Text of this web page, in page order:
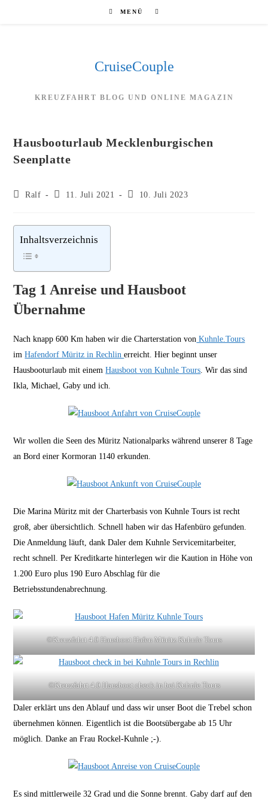
MENÜ
CruiseCouple
KREUZFAHRT BLOG UND ONLINE MAGAZIN
Hausbooturlaub Mecklenburgischen
Seenplatte
Beitrags-
Ralf
Beitrag
11. Juli 2021
Beitrag
10. Juli 2023
Inhaltsverzeichnis
Tag 1 Anreise und Hausboot
Übernahme
Nach knapp 600 Km haben wir die Charterstation von Kuhnle.Tours
imHafendorf Müritz in Rechlinerreicht. Hier beginnt unser
Hausbooturlaub mit einemHausboot von Kuhnle Tours. Wir das sind
Ikla, Michael, Gaby und ich.
Wir wollen die Seen des Müritz Nationalparks während unserer 8 Tage
an Bord einer Kormoran 1140 erkunden.
Die Marina Müritz mit der Charterbasis von Kuhnle Tours ist recht
groß, aber übersichtlich. Schnell haben wir das Hafenbüro gefunden.
Die Anmeldung läuft, dank Daler dem Kuhnle Servicemitarbeiter,
recht schnell. Per Kreditkarte hinterlegen wir die Kaution in Höhe von
1.200 Euro plus 190 Euro Abschlag für die
Betriebsstundenabrechnung.
©Kreuzfahrt 4.0 Hausboot Hafen Müritz Kuhnle Tours
©Kreuzfahrt 4.0 Hausboot check in bei Kuhnle Tours
Daler erklärt uns den Ablauf und dass wir unser Boot die Trebel schon
übernehmen können. Eigentlich ist die Bootsübergabe ab 15 Uhr
möglich. Danke an Frau Rockel-Kuhnle ;-).
Es sind mittlerweile 32 Grad und die Sonne brennt. Gaby darf auf den